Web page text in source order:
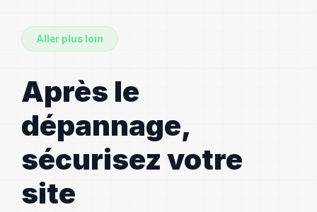
Aller plus loin
Après le
dépannage,
sécurisez votre
site